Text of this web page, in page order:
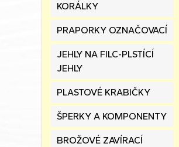
KORÁLKY
PRAPORKY OZNAČOVACÍ
JEHLY NA FILC-PLSTÍCÍ
JEHLY
PLASTOVÉ KRABIČKY
ŠPERKY A KOMPONENTY
BROŽOVÉ ZAVÍRACÍ